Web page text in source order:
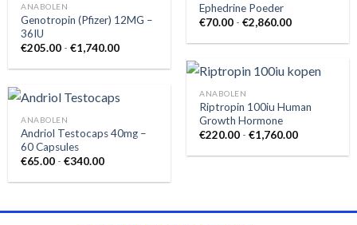
Ephedrine Poeder
€70.00 - €2,860.00Prijsklasse:
tot
ANABOLEN
Genotropin (Pfizer) 12MG –
36IU
€205.00 - €1,740.00Prijsklasse:
tot
ANABOLEN
Riptropin 100iu Human
Growth Hormone
€220.00 - €1,760.00Prijsklasse:
tot
ANABOLEN
Andriol Testocaps 40mg –
60 Capsules
€65.00 - €340.00Prijsklasse:
tot